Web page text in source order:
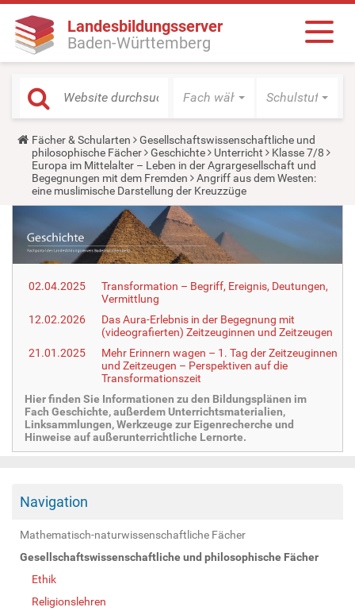
Landesbildungsserver
Baden-Württemberg
Fach wählen Schulstufe
Y
o
u
a
r
e
r
e
:
Fächer & Schularten
Gesellschaftswissenschaftliche und
philosophische Fächer
Geschichte Unterricht
Klasse 7/8
Europa im Mittelalter – Leben in der Agrargesellschaft und
Begegnungen mit dem Fremden
Angriff aus dem Westen:
eine muslimische Darstellung der Kreuzzüge
02.04.2025
Transformation – Begriff, Ereignis, Deutungen,
Vermittlung
12.02.2026
Das Aura-Erlebnis in der Begegnung mit
(videografierten) Zeitzeuginnen und Zeitzeugen
21.01.2025
Mehr Erinnern wagen – 1. Tag der Zeitzeuginnen
und Zeitzeugen – Perspektiven auf die
Transformationszeit
Hier finden Sie Informationen zu den Bildungsplänen im
Fach Geschichte, außerdem Unterrichtsmaterialien,
Linksammlungen, Werkzeuge zur Eigenrecherche und
Hinweise auf außerunterrichtliche Lernorte.
Navigation
Mathematisch-naturwissenschaftliche Fächer
Gesellschaftswissenschaftliche und philosophische Fächer
Ethik
Religionslehren